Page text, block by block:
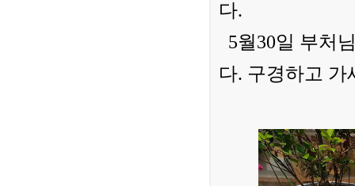
다.
5월30일 부처
다. 구경하고 가